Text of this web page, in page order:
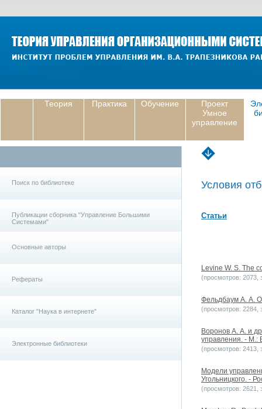
Теория Практика Обучение
Проект
Умное
управление
Поиск по библиотеке
Публикации сборника "Управление Большими
Системами"
Основные авторы
Рефераты
Каталог "Наука в интернете"
Электронные библиотеки
Условия
Статьи
Levine W. S. The
(просмотров: 2073,
Фельдбаум А. А.
(просмотров: 2284,
Воронов А. А. и
управления. - М.:
(просмотров: 2413,
Модели
Угольницкого. -
(просмотров: 2621,